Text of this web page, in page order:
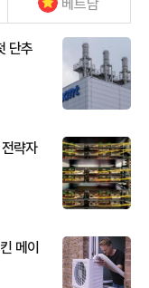
베트남
단추
략자
메이